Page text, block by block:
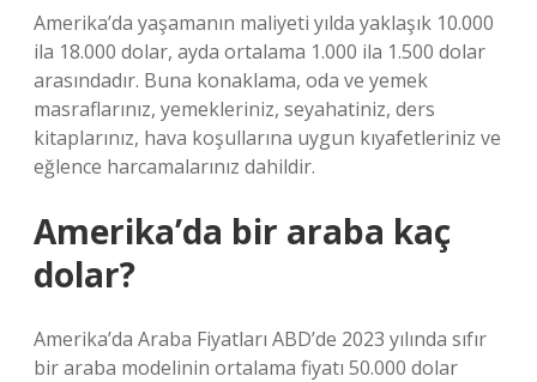
Amerika’da yaşamanın maliyeti yılda yaklaşık 10.000
ila 18.000 dolar, ayda ortalama 1.000 ila 1.500 dolar
arasındadır. Buna konaklama, oda ve yemek
masraflarınız, yemekleriniz, seyahatiniz, ders
kitaplarınız, hava koşullarına uygun kıyafetleriniz ve
eğlence harcamalarınız dahildir.
Amerika’da bir araba kaç
dolar?
Amerika’da Araba Fiyatları ABD’de 2023 yılında sıfır
bir araba modelinin ortalama fiyatı 50.000 dolar